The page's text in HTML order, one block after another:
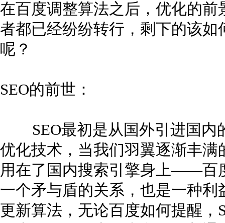
在百度调整算法之后，优化的前
者都已经纷纷转行，剩下的该如
呢？
SEO的前世：
SEO最初是从国外引进国内
优化技术，当我们羽翼逐渐丰
用在了国内搜索引擎身上——百
一个矛与盾的关系，也是一种
更新算法，无论百度如何提醒，